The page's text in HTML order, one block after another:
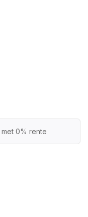
met 0% rente